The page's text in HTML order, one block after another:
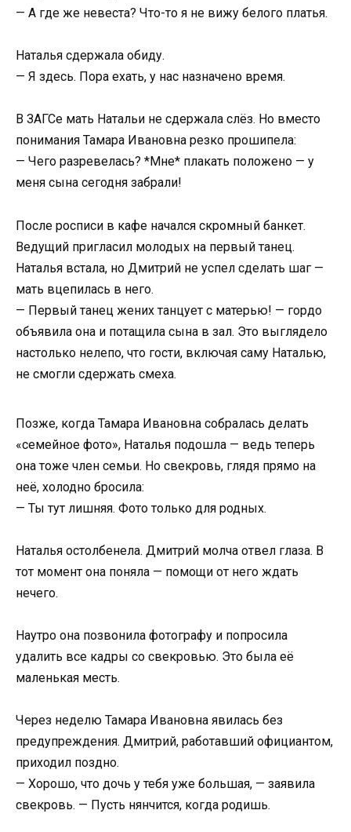
— А где же невеста? Что-то я не вижу белого платья.
Наталья сдержала обиду.
— Я здесь. Пора ехать, у нас назначено время.
В ЗАГСе мать Натальи не сдержала слёз. Но вместо
понимания Тамара Ивановна резко прошипела:
— Чего разревелась? *Мне* плакать положено — у
меня сына сегодня забрали!
После росписи в кафе начался скромный банкет.
Ведущий пригласил молодых на первый танец.
Наталья встала, но Дмитрий не успел сделать шаг —
мать вцепилась в него.
— Первый танец жених танцует с матерью! — гордо
объявила она и потащила сына в зал. Это выглядело
настолько нелепо, что гости, включая саму Наталью,
не смогли сдержать смеха.
Позже, когда Тамара Ивановна собралась делать
«семейное фото», Наталья подошла — ведь теперь
она тоже член семьи. Но свекровь, глядя прямо на
неё, холодно бросила:
— Ты тут лишняя. Фото только для родных.
Наталья остолбенела. Дмитрий молча отвел глаза. В
тот момент она поняла — помощи от него ждать
нечего.
Наутро она позвонила фотографу и попросила
удалить все кадры со свекровью. Это была её
маленькая месть.
Через неделю Тамара Ивановна явилась без
предупреждения. Дмитрий, работавший официантом,
приходил поздно.
— Хорошо, что дочь у тебя уже большая, — заявила
свекровь. — Пусть нянчится, когда родишь.